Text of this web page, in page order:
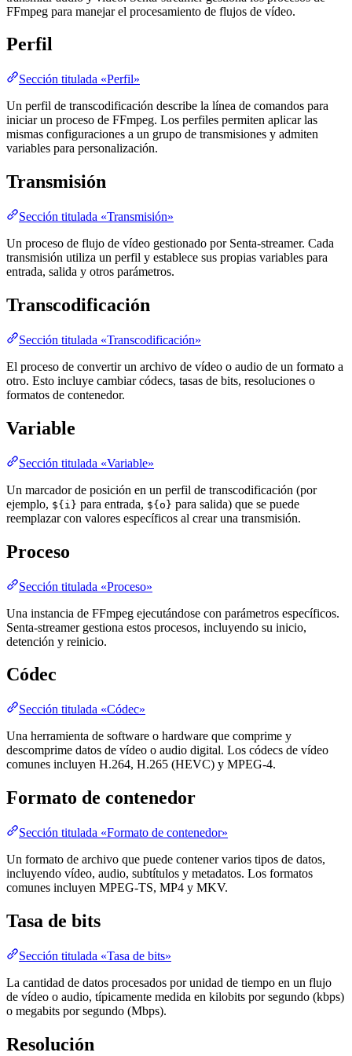
FFmpeg para manejar el procesamiento de flujos de vídeo.
Perfil
Sección titulada «Perfil»
Un perfil de transcodificación describe la línea de comandos para
iniciar un proceso de FFmpeg. Los perfiles permiten aplicar las
mismas configuraciones a un grupo de transmisiones y admiten
variables para personalización.
Transmisión
Sección titulada «Transmisión»
Un proceso de flujo de vídeo gestionado por Senta-streamer. Cada
transmisión utiliza un perfil y establece sus propias variables para
entrada, salida y otros parámetros.
Transcodificación
Sección titulada «Transcodificación»
El proceso de convertir un archivo de vídeo o audio de un formato a
otro. Esto incluye cambiar códecs, tasas de bits, resoluciones o
formatos de contenedor.
Variable
Sección titulada «Variable»
Un marcador de posición en un perfil de transcodificación (por
ejemplo, ${i} para entrada, ${o} para salida) que se puede
reemplazar con valores específicos al crear una transmisión.
Proceso
Sección titulada «Proceso»
Una instancia de FFmpeg ejecutándose con parámetros específicos.
Senta-streamer gestiona estos procesos, incluyendo su inicio,
detención y reinicio.
Códec
Sección titulada «Códec»
Una herramienta de software o hardware que comprime y
descomprime datos de vídeo o audio digital. Los códecs de vídeo
comunes incluyen H.264, H.265 (HEVC) y MPEG-4.
Formato de contenedor
Sección titulada «Formato de contenedor»
Un formato de archivo que puede contener varios tipos de datos,
incluyendo vídeo, audio, subtítulos y metadatos. Los formatos
comunes incluyen MPEG-TS, MP4 y MKV.
Tasa de bits
Sección titulada «Tasa de bits»
La cantidad de datos procesados por unidad de tiempo en un flujo
de vídeo o audio, típicamente medida en kilobits por segundo (kbps)
o megabits por segundo (Mbps).
Resolución